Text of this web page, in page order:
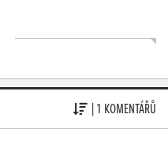
| 1 KOMENTÁŘŮ